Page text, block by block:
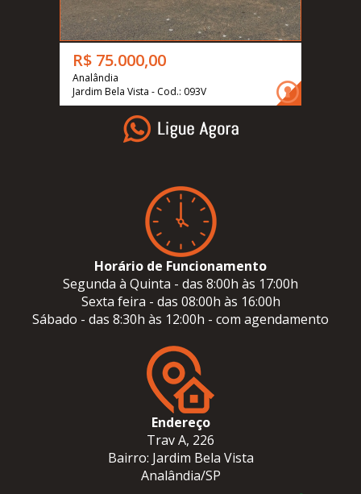
R$ 75.000,00
Analândia
Jardim Bela Vista - Cod.: 093V
Horário de Funcionamento
Segunda à Quinta - das 8:00h às 17:00h
Sexta feira - das 08:00h às 16:00h
Sábado - das 8:30h às 12:00h - com agendamento
Endereço
Trav A, 226
Bairro: Jardim Bela Vista
Analândia/SP